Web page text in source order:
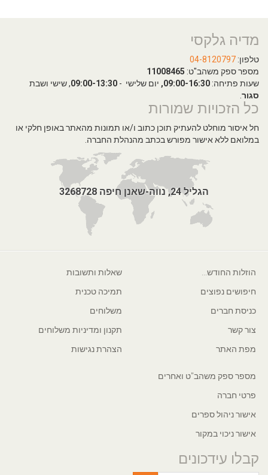
מדיה גלקסי
טלפון: 04-8120797
מספר ספק משהב"ט: 11008465
שעות פתיחה: 09:00-16:30, יום שלישי - 09:00-13:30, שישי ושבת
סגור
כל הזכויות שמורות
חל איסור מוחלט להעתיק תוכן כתוב ו/או תמונות מהאתר באופן חלקי או
במלואם ללא אישור מפורש בכתב מהנהלת החברה.
הגליל 24, נווה-שאנן חיפה 3268728
הוזלות החודש...
חיפושים נפוצים
כניסת חברים
צור קשר
מפת האתר
שאלות ותשובות
תמיכה טכנית
משלוחים
תקנון ומדיניות משלוחים
הצהרת נגישות
מספר ספק משהב"ט ואחרים
פרטי חברה
אישור ניהול ספרים
אישור ניכוי במקור
קבלו עידכונים